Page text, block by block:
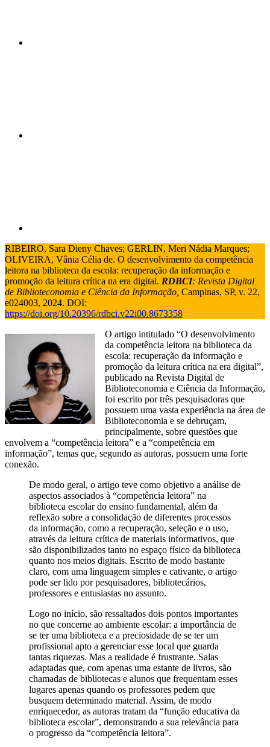
RIBEIRO, Sara Dieny Chaves; GERLIN, Meri Nádia Marques;
OLIVEIRA, Vânia Célia de. O desenvolvimento da competência
leitora na biblioteca da escola: recuperação da informação e
promoção da leitura crítica na era digital. RDBCI: Revista Digital
de Biblioteconomia e Ciência da Informação, Campinas, SP, v. 22,
e024003, 2024. DOI:
https://doi.org/10.20396/rdbci.v22i00.8673358
O artigo intitulado “O desenvolvimento
da competência leitora na biblioteca da
escola: recuperação da informação e
promoção da leitura crítica na era digital”,
publicado na Revista Digital de
Biblioteconomia e Ciência da Informação,
foi escrito por três pesquisadoras que
possuem uma vasta experiência na área de
Biblioteconomia e se debruçam,
principalmente, sobre questões que
envolvem a “competência leitora” e a “competência em
informação”, temas que, segundo as autoras, possuem uma forte
conexão.
De modo geral, o artigo teve como objetivo a análise de
aspectos associados à “competência leitora” na
biblioteca escolar do ensino fundamental, além da
reflexão sobre a consolidação de diferentes processos
da informação, como a recuperação, seleção e o uso,
através da leitura crítica de materiais informativos, que
são disponibilizados tanto no espaço físico da biblioteca
quanto nos meios digitais. Escrito de modo bastante
claro, com uma linguagem simples e cativante, o artigo
pode ser lido por pesquisadores, bibliotecários,
professores e entusiastas no assunto.
Logo no início, são ressaltados dois pontos importantes
no que concerne ao ambiente escolar: a importância de
se ter uma biblioteca e a preciosidade de se ter um
profissional apto a gerenciar esse local que guarda
tantas riquezas. Mas a realidade é frustrante. Salas
adaptadas que, com apenas uma estante de livros, são
chamadas de bibliotecas e alunos que frequentam esses
lugares apenas quando os professores pedem que
busquem determinado material. Assim, de modo
enriquecedor, as autoras tratam da “função educativa da
biblioteca escolar”, demonstrando a sua relevância para
o progresso da “competência leitora”.